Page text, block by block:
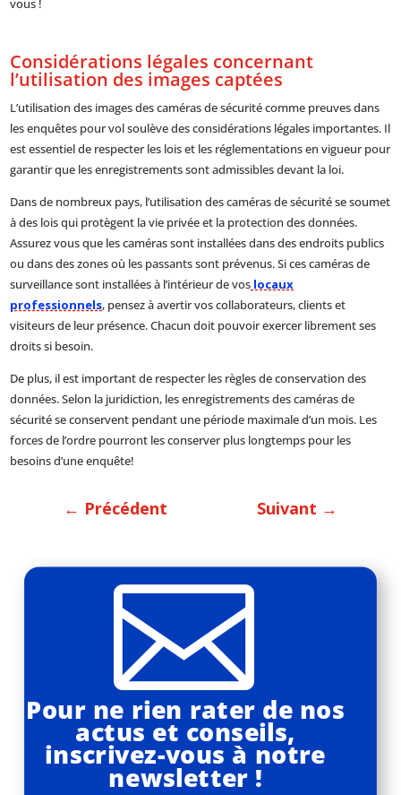
vous !
Considérations légales concernant
l’utilisation des images captées
L’utilisation des images des caméras de sécurité comme preuves dans
les enquêtes pour vol soulève des considérations légales importantes. Il
est essentiel de respecter les lois et les réglementations en vigueur pour
garantir que les enregistrements sont admissibles devant la loi.
Dans de nombreux pays, l’utilisation des caméras de sécurité se soumet
à des lois qui protègent la vie privée et la protection des données.
Assurez vous que les caméras sont installées dans des endroits publics
ou dans des zones où les passants sont prévenus. Si ces caméras de
surveillance sont installées à l’intérieur de vos locaux
professionnels, pensez à avertir vos collaborateurs, clients et
visiteurs de leur présence. Chacun doit pouvoir exercer librement ses
droits si besoin.
De plus, il est important de respecter les règles de conservation des
données. Selon la juridiction, les enregistrements des caméras de
sécurité se conservent pendant une période maximale d’un mois. Les
forces de l’ordre pourront les conserver plus longtemps pour les
besoins d’une enquête!
← Précédent Suivant →

Pour ne rien rater de nos
actus et conseils,
inscrivez-vous à notre
newsletter !